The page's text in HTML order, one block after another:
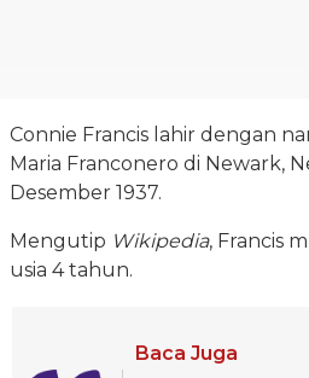
Connie Francis lahir dengan
Maria Franconero di Newark,
Desember 1937.
Mengutip Wikipedia, Francis
usia 4 tahun.
Baca Juga